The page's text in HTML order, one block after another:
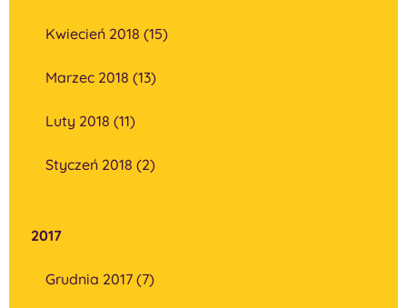
Kwiecień 2018 (15)
Marzec 2018 (13)
Luty 2018 (11)
Styczeń 2018 (2)
2017
Grudnia 2017 (7)